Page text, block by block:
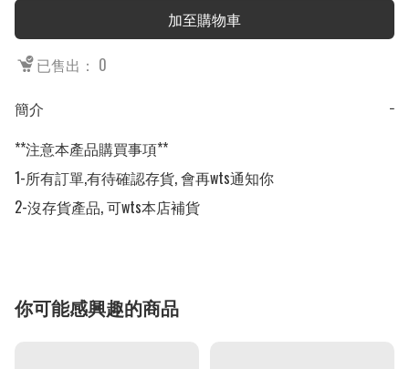
加至購物車
已售出： 0
簡介
−
**注意本產品購買事項**
1-所有訂單,有待確認存貨, 會再wts通知你
2-沒存貨產品, 可wts本店補貨
你可能感興趣的商品